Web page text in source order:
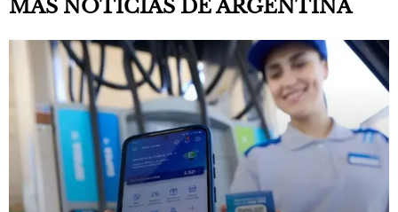
MÁS NOTICIAS DE ARGENTINA